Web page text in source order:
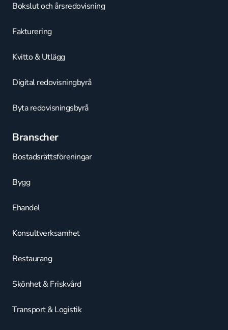
Bokslut och årsredovisning
Fakturering
Kvitto & Utlägg
Digital redovisningbyrå
Byta redovisningsbyrå
Branscher
Bostadsrättsföreningar
Bygg
Ehandel
Konsultverksamhet
Restaurang
Skönhet & Friskvård
Transport & Logistik